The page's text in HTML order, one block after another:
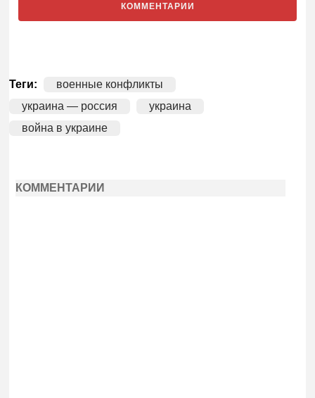
КОММЕНТАРИИ
Теги:
военные конфликты
украина — россия
украина
война в украине
КОММЕНТАРИИ